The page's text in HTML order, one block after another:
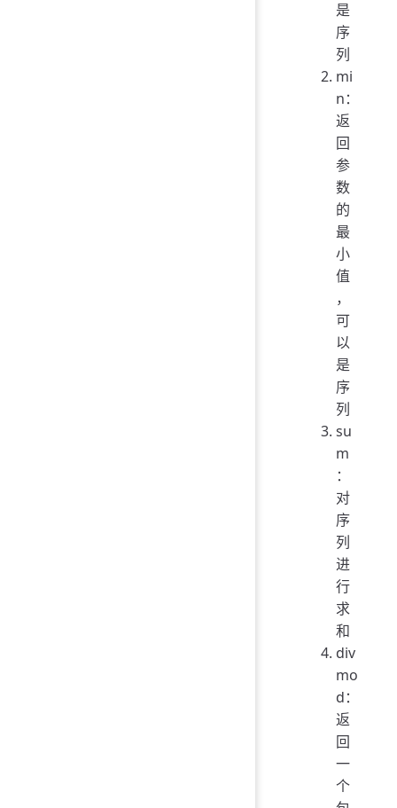
是
序
列
mi
n：
返
回
参
数
的
最
小
值
，
可
以
是
序
列
su
m
：
对
序
列
进
行
求
和
div
mo
d：
返
回
一
个